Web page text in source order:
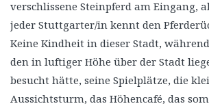
verschlissene Steinpferd am Eingang,
jeder Stuttgarter/in kennt den
Keine Kindheit in dieser Stadt,
den in luftiger Höhe über der Stadt
besucht hätte, seine Spielplätze, die
Aussichtsturm, das Höhencafé, das